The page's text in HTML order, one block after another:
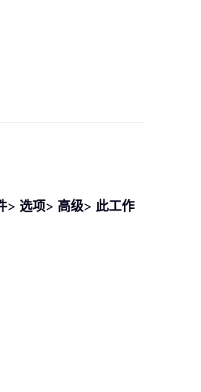
> 选项> 高级> 此工作